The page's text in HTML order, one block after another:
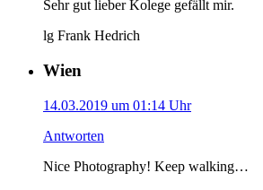
Sehr gut lieber Kolege gefällt mir.
lg Frank Hedrich
Wien
14.03.2019 um 01:14 Uhr
Antworten
Nice Photography! Keep walking…